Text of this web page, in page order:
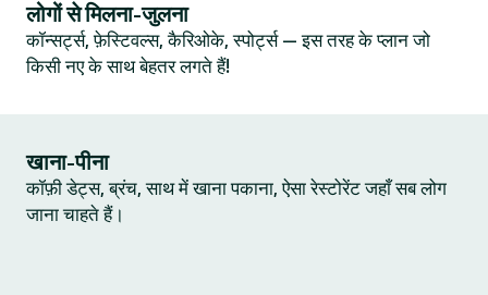
लोगों से मिलना-जुलना
कॉन्सर्ट्स, फ़ेस्टिवल्स, कैरिओके, स्पोर्ट्स — इस तरह के प्लान जो
किसी नए के साथ बेहतर लगते हैं!
खाना-पीना
कॉफ़ी डेट्स, ब्रंच, साथ में खाना पकाना, ऐसा रेस्टोरेंट जहाँ सब लोग
जाना चाहते हैं।